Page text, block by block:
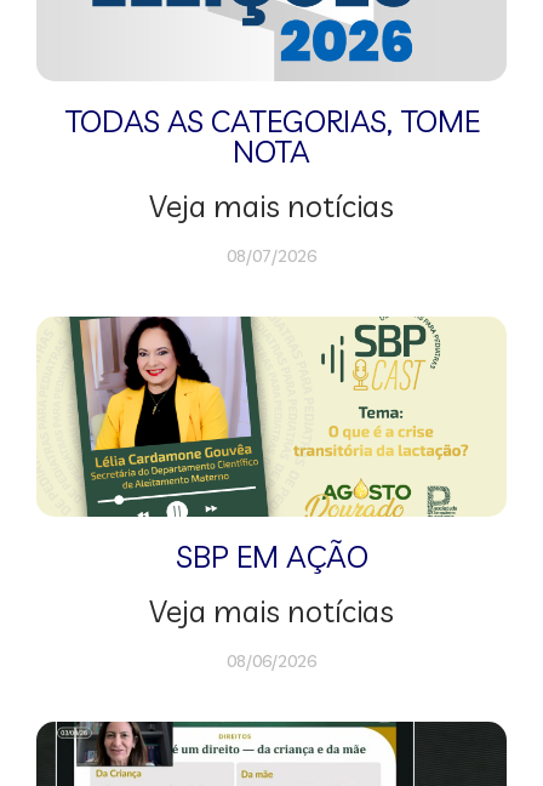
TODAS AS CATEGORIAS, TOME
NOTA
Veja mais notícias
08/07/2026
SBP EM AÇÃO
Veja mais notícias
08/06/2026